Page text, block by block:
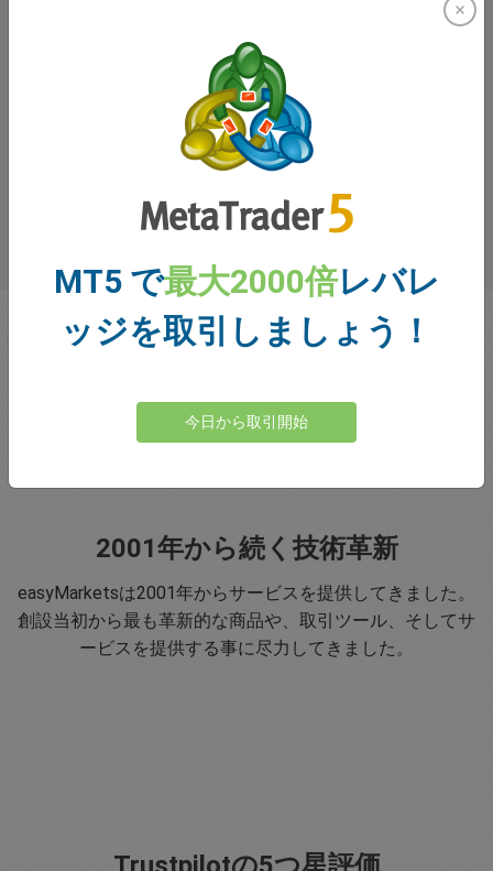
トレーダーの皆様のご意見
2001年から続く技術革新
easyMarketsは2001年からサービスを提供してきました。
創設当初から最も革新的な商品や、取引ツール、そしてサ
ービスを提供する事に尽力してきました。
MT5 で最大2000倍レバレ
ッジを取引しましょう！
今日から取引開始